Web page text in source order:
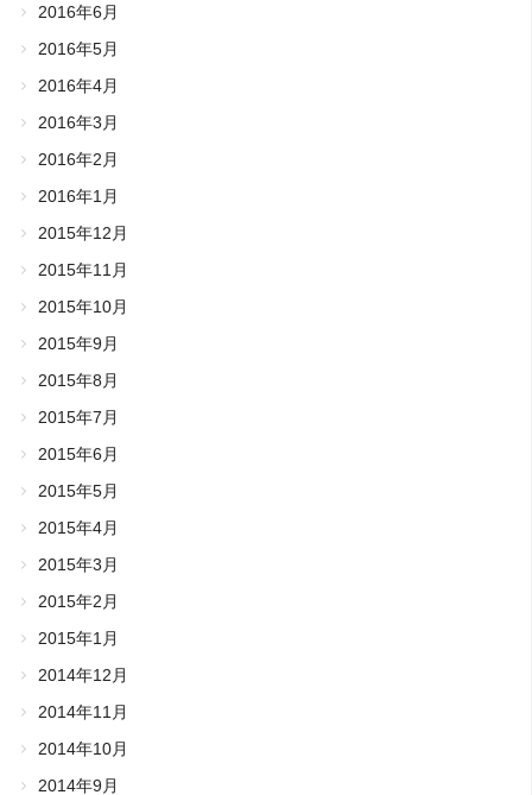
2016年6月
2016年5月
2016年4月
2016年3月
2016年2月
2016年1月
2015年12月
2015年11月
2015年10月
2015年9月
2015年8月
2015年7月
2015年6月
2015年5月
2015年4月
2015年3月
2015年2月
2015年1月
2014年12月
2014年11月
2014年10月
2014年9月